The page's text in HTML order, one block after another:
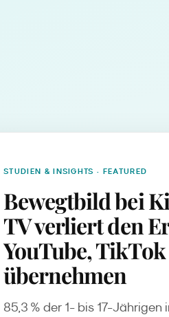
STUDIEN & INSIGHTS · FEATURED
Bewegtbild bei
TV verliert den
YouTube,
übernehmen
85,3 % der 1- bis 17-